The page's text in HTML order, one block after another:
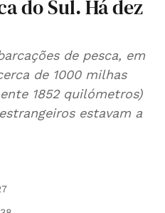
do Sul. Há dez
de pesca, em
de 1000 milhas
1852 quilómetros)
estavam a